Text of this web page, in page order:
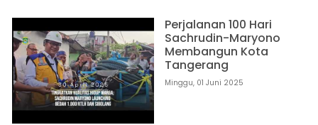
Perjalanan 100 Hari
Sachrudin-Maryono
Membangun Kota
Tangerang
Minggu, 01 Juni 2025